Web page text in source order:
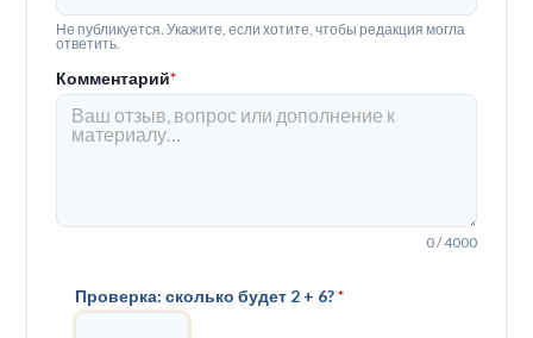
Не публикуется. Укажите, если хотите, чтобы редакция могла
ответить.
Комментарий*
0 / 4000
Проверка: сколько будет 2 + 6?*